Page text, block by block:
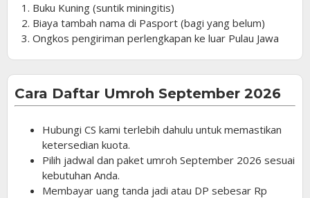
1. Buku Kuning (suntik miningitis)
2. Biaya tambah nama di Pasport (bagi yang belum)
3. Ongkos pengiriman perlengkapan ke luar Pulau Jawa
Cara Daftar Umroh September 2026
Hubungi CS kami terlebih dahulu untuk memastikan
ketersedian kuota.
Pilih jadwal dan paket umroh September 2026 sesuai
kebutuhan Anda.
Membayar uang tanda jadi atau DP sebesar Rp